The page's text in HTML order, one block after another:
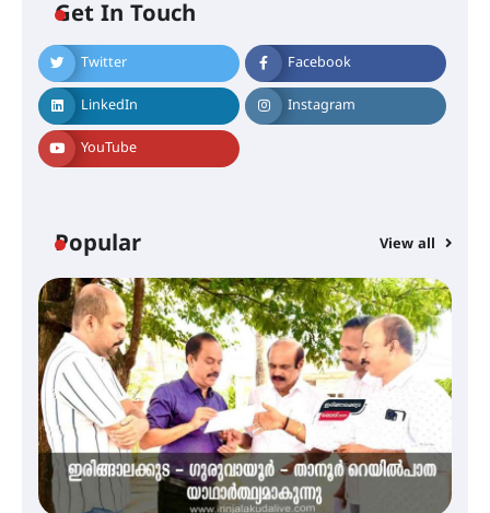
Get In Touch
Twitter Facebook
LinkedIn Instagram
YouTube
Popular View all
തിരനോട്ടം ‘അരങ്ങ് 2026’ ഉണർന്നു
ഐ.ടി.യു. ബാങ്കിലെ
നിക്ഷേപകർക്ക് പണം തിരികെ
നിക്ഷേപക സംരക്ഷണ സമിതി
ശക്തമായ കാറ്റിന് സാധ്യത –
ആഗസ്റ്റ് 12 വരെ മഴ തുടരും,
തൃശൂർ ജില്ലയിൽ മഞ്ഞ അലർട്ട്
ശക്തമായ മഴ തുടരുന്നു – തൃശൂർ
ജില്ലയിൽ എല്ലാ വിദ്യാഭ്യാസ
സ്ഥാപനങ്ങൾക്കും ശനിയാഴ്ച
അവധി